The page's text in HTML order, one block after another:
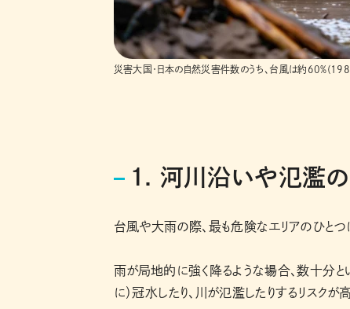
災害大国・日本の自然災害件数のうち、台風は約60％
1. 河川沿いや氾濫
台風や大雨の際、最も危険なエリアのひとつ
雨が局地的に強く降るような場合、数十分
に）冠水したり、川が氾濫したりするリスク